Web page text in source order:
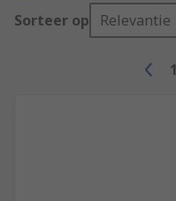
Sorteer op Relevantie
1